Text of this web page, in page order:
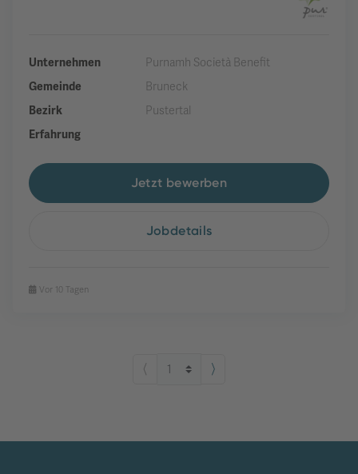
Unternehmen
Purnamh Società Benefit
Gemeinde
Bruneck
Bezirk
Pustertal
Erfahrung
Jetzt bewerben
Jobdetails
Vor 10 Tagen
⟨ ⟩